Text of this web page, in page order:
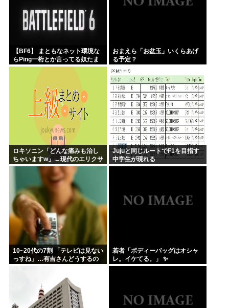
【BF6】 まともなネット環境な
らPing一桁とか言ってる奴たま
にいるけどマヌケすぎる
おまえら「お盆玉」いくらあげ
る予定？
ロキソニン「どんな痛みも治し
ちゃいますw」←現代のエリクサ
ーやろ…
Jujuと同じルートでF1を目指す
中学生が現れる
10~20代の7割 「テレビは見ない
っすね」…有吉さんどうするの
若者「ボディーバッグはオシャ
レ。イケてる。」 ✨